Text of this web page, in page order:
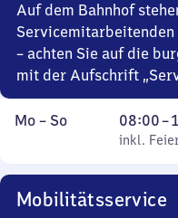
Auf dem Bahnhof
Servicemitarbeitenden
– achten Sie auf die
mit der Aufschrift
Montag
Mo – So,
inkl. Feiertage
08:00–
Von
8
18
inkl.
Mobilitätsservice